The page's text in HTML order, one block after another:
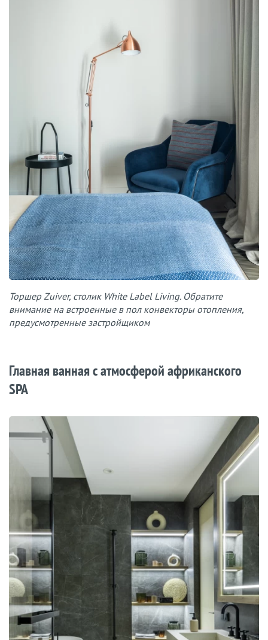
Торшер Zuiver, столик White Label Living. Обратите
внимание на встроенные в пол конвекторы отопления,
предусмотренные застройщиком
Главная ванная с атмосферой африканского
SPA